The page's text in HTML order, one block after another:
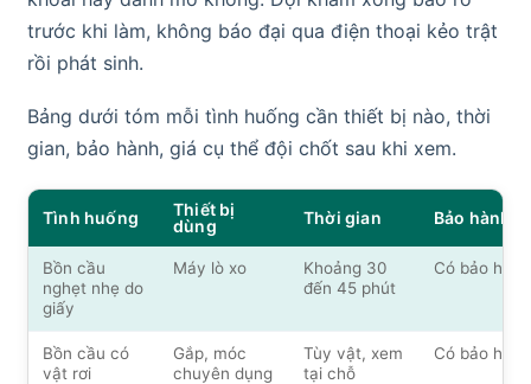
trước khi làm, không báo đại qua điện thoại kẻo trật
rồi phát sinh.
Bảng dưới tóm mỗi tình huống cần thiết bị nào, thời
gian, bảo hành, giá cụ thể đội chốt sau khi xem.
Tình huống
Thiết bị
dùng
Thời gian Bảo hành
Bồn cầu
nghẹt nhẹ do
giấy
Máy lò xo
Khoảng 30
đến 45 phút
Có bảo hành
Bồn cầu có
vật rơi
Gắp, móc
chuyên dụng
Tùy vật, xem
tại chỗ
Có bảo hành